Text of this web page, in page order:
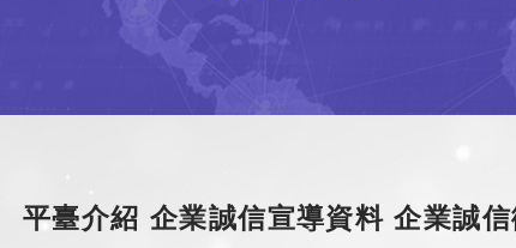
平臺介紹 企業誠信宣導資料 企業誠